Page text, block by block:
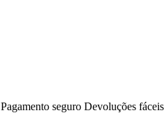
Pagamento seguro Devoluções fáceis